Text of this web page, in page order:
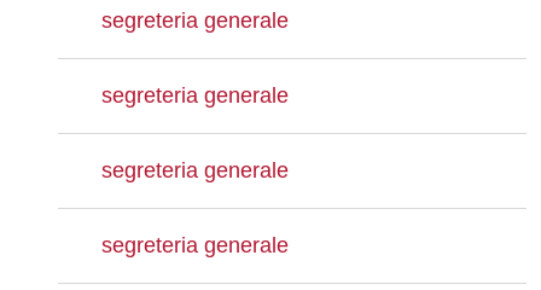
segreteria generale
segreteria generale
segreteria generale
segreteria generale